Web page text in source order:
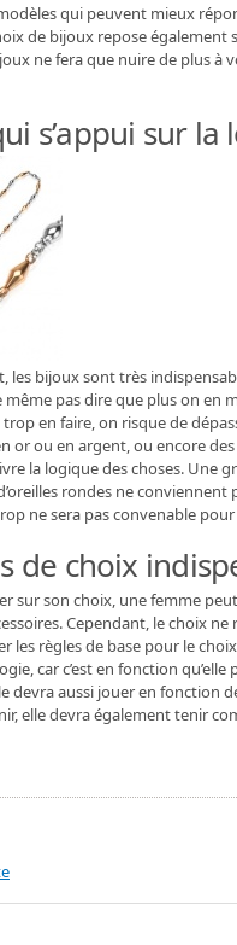
qui peuvent mieux
de bijoux repose également
ne fera que nuire de plus à
s’appui sur la
les bijoux sont très
pas dire que plus on en
en faire, on risque de
or ou en argent, ou encore
la logique des choses. Une
rondes ne
ne sera pas convenable
de choix
sur son choix, une femme
Cependant, le choix ne
les règles de base pour le
car c’est en fonction
devra aussi jouer en fonction
elle devra également tenir